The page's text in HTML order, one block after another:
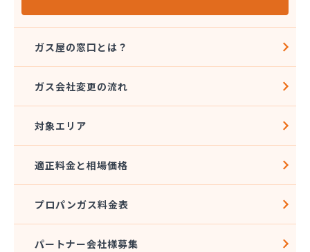
鍵田プロパンガス
戸倉オートガス・スタンド
更埴プロパン有限会社
江島屋商店
合資会社山田屋給油所 プロパンガス部
佐久プロパンガス協同組合
佐久集中監視センター株式会社
松新商店
松代液化石油ガス事業協同組合
松筑エルピーガス協業組合
ガス屋の窓口とは？
ガス会社変更の流れ
対象エリア
適正料金と相場価格
プロパンガス料金表
パートナー会社様募集